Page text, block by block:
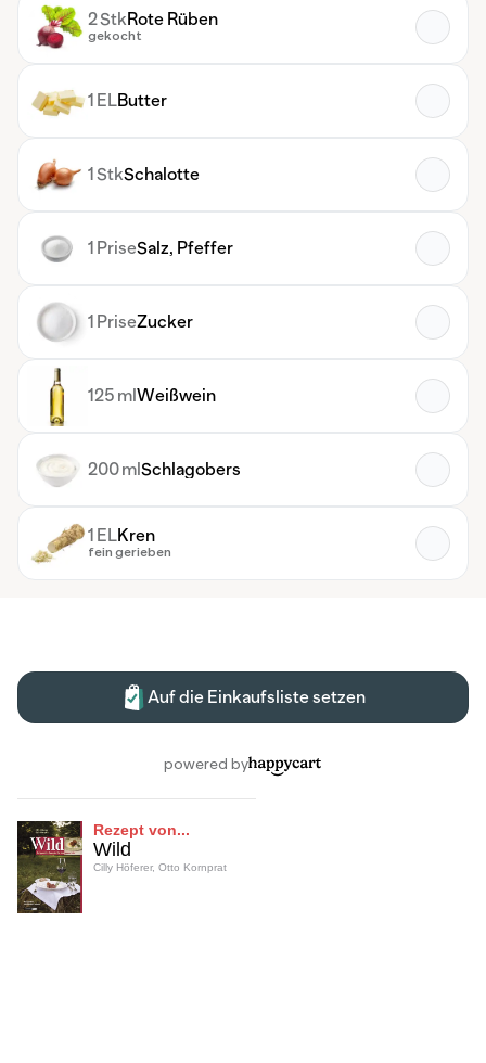
Rezept von...
Wild
Cilly Höferer, Otto Kornprat